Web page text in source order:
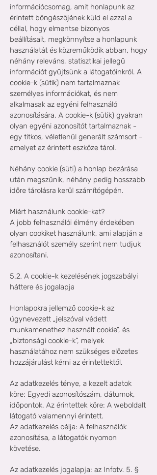
információcsomag, amit honlapunk az
érintett böngészőjének küld el azzal a
céllal, hogy elmentse bizonyos
beállításait, megkönnyítse a honlapunk
használatát és közreműködik abban, hogy
néhány releváns, statisztikai jellegű
információt gyűjtsünk a látogatóinkról. A
cookie-k (sütik) nem tartalmaznak
személyes információkat, és nem
alkalmasak az egyéni felhasználó
azonosítására. A cookie-k (sütik) gyakran
olyan egyéni azonosítót tartalmaznak -
egy titkos, véletlenül generált számsort -
amelyet az érintett eszköze tárol.
Néhány cookie (süti) a honlap bezárása
után megszűnik, néhány pedig hosszabb
időre tárolásra kerül számítógépén.
Miért használunk cookie-kat?
A jobb felhasználói élmény érdekében
olyan cookiket használunk, ami alapján a
felhasználót személy szerint nem tudjuk
azonosítani.
5.2. A cookie-k kezelésének jogszabályi
háttere és jogalapja
Honlapokra jellemző cookie-k az
úgynevezett „jelszóval védett
munkamenethez használt cookie”, és
„biztonsági cookie-k”, melyek
használatához nem szükséges előzetes
hozzájárulást kérni az érintettektől.
Az adatkezelés ténye, a kezelt adatok
köre: Egyedi azonosítószám, dátumok,
időpontok. Az érintettek köre: A weboldalt
látogató valamennyi érintett.
Az adatkezelés célja: A felhasználók
azonosítása, a látogatók nyomon
követése.
Az adatkezelés jogalapja: az Infotv. 5. §